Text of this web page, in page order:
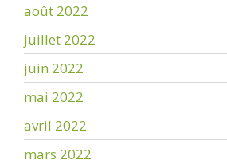
août 2022
juillet 2022
juin 2022
mai 2022
avril 2022
mars 2022